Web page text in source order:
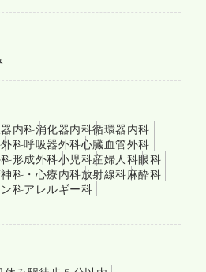
内科消化器内科循環器内科
外科呼吸器外科心臓血管外科
形成外科小児科産婦人科眼科
科・心療内科放射線科麻酔科
科アレルギー科